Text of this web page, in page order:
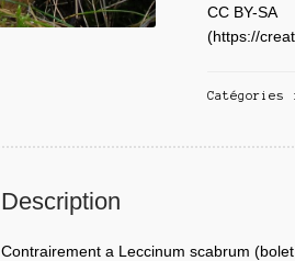
CC BY-SA
(https://
Description
Contrairement a Leccinum scabrum